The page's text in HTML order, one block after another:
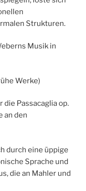
Strukturen.
Musik in
Werke)
Passacaglia op.
an den
durch eine üppige
Sprache und
die an Mahler und